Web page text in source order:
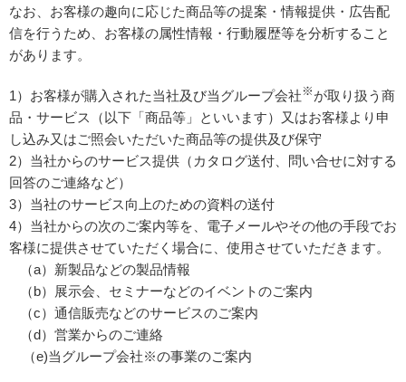
なお、お客様の趣向に応じた商品等の提案・情報提供・広告配
信を行うため、お客様の属性情報・行動履歴等を分析すること
があります。
1） お客様が購入された当社及び当グループ会社 ※ が取り扱う商
品・サービス（以下「商品等」といいます）又はお客様より申
し込み又はご照会いただいた商品等の提供及び保守
2）当社からのサービス提供（カタログ送付、問い合せに対する
回答のご連絡など）
3）当社のサービス向上のための資料の送付
4）当社からの次のご案内等を、電子メールやその他の手段でお
客様に提供させていただく場合に、使用させていただきます。
（a）新製品などの製品情報
（b）展示会、セミナーなどのイベントのご案内
（c）通信販売などのサービスのご案内
（d）営業からのご連絡
（e)当グループ会社※の事業のご案内